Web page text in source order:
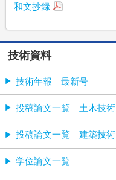
和文抄録
技術資料
技術年報 最新号
投稿論文一覧 土木技術
投稿論文一覧 建築技術
学位論文一覧